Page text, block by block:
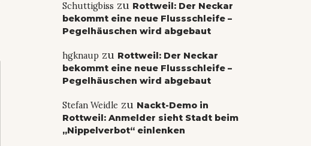
Schuttigbiss zu Rottweil: Der Neckar
bekommt eine neue Flussschleife –
Pegelhäuschen wird abgebaut
hgknaupzu Rottweil: Der Neckar
bekommt eine neue Flussschleife –
Pegelhäuschen wird abgebaut
Stefan Weidle zu Nackt-Demo in
Rottweil: Anmelder sieht Stadt beim
„Nippelverbot“ einlenken